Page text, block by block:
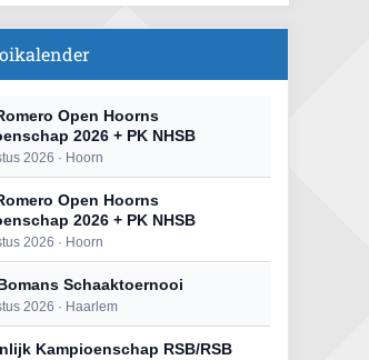
Open Hoorns
2026 + PK NHSB
2026 · Hoorn
Open Hoorns
2026 + PK NHSB
2026 · Hoorn
Schaaktoernooi
2026 · Haarlem
Kampioenschap RSB/RSB